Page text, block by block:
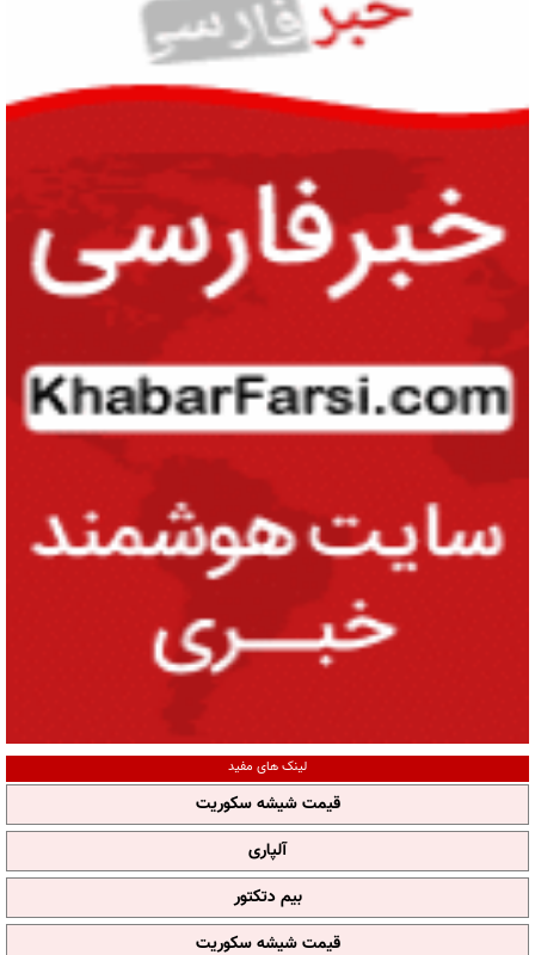
لینک های مفید
قیمت شیشه سکوریت
آلپاری
بیم دتکتور
قیمت شیشه سکوریت